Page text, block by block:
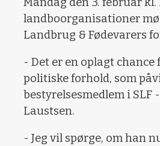
landboorganisationer
Landbrug & Fødevarers
- Det er en oplagt
politiske forhold, som
bestyrelsesmedlem i
Laustsen.
- Jeg vil spørge, om han